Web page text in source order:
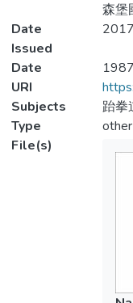
森堡
Date
Issued
Date
URI
Subjects
跆拳
Type
other
File(s)